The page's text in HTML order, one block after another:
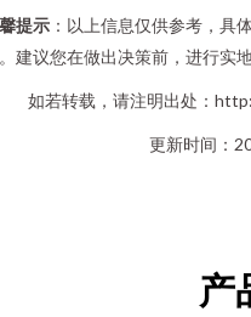
提示 ：以上信息仅供参考，具
建议您在做出决策前，进行实
如若转载，请注明出处：
更新时间：
产